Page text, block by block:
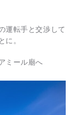
運転手と交渉して
に。
ミール廟へ